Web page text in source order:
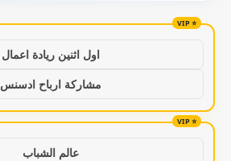
اول اثنين ريادة اعمال
مشاركة ارباح ادسنس
عالم الشباب